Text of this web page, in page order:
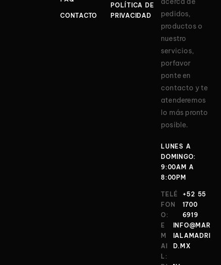
CONTACTO
POLÍTICA DE
PRIVACIDAD
pedidos,
productos o
nuestro
servicios,
porfavor
ponte en
contacto y te
atenderemos
lo más pronto
posible.
LUNES A
DOMINGO:
9:00AM A
8:00PM
TELÉ
FON
O:
+52 55
1700
6919
E
M
AI
L:
INFO@MAR
IALAMADRI
D.MX